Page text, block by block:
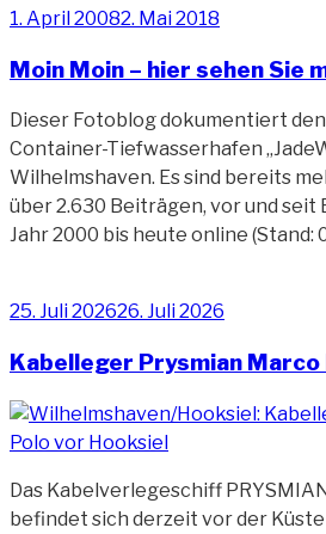
Veröffentlicht
1. April 20082. Mai 2018
Moin Moin – hier sehen Sie
Dieser Fotoblog dokumentiert
Container-Tiefwasserhafen
Wilhelmshaven. Es sind bereits
über 2.630 Beiträgen, vor und seit
Jahr 2000 bis heute online (Stand:
Veröffentlicht
25. Juli 202626. Juli 2026
Kabelleger Prysmian Marco
Das Kabelverlegeschiff
befindet sich derzeit vor der